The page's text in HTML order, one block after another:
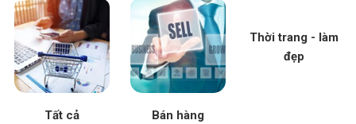
Tất cả Bán hàng
Thời trang - làm
đẹp